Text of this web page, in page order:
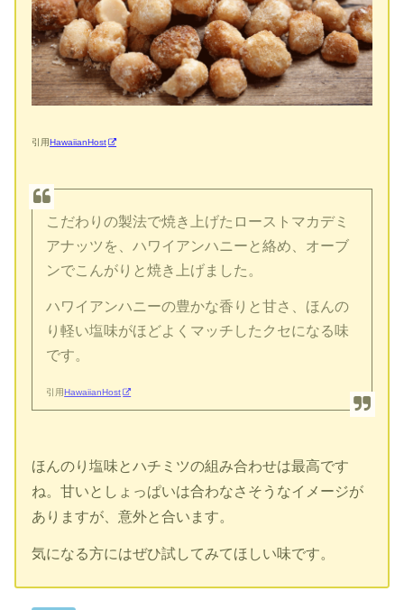
引用 HawaiianHost
こだわりの製法で焼き上げたローストマカデミ
アナッツを、ハワイアンハニーと絡め、オーブ
ンでこんがりと焼き上げました。
ハワイアンハニーの豊かな香りと甘さ、ほんの
り軽い塩味がほどよくマッチしたクセになる味
です。
引用HawaiianHost
ほんのり塩味とハチミツの組み合わせは最高です
ね。甘いとしょっぱいは合わなさそうなイメージが
ありますが、意外と合います。
気になる方にはぜひ試してみてほしい味です。